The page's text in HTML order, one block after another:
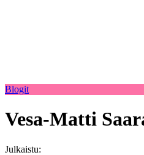
Blogit
Vesa-Matti
Julkaistu: